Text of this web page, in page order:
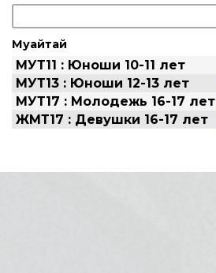
Муайтай
МУТ11 : Юноши 10-11 лет
МУТ13 : Юноши 12-13 лет
МУТ17 : Молодежь 16-17 лет
ЖМТ17 : Девушки 16-17 лет